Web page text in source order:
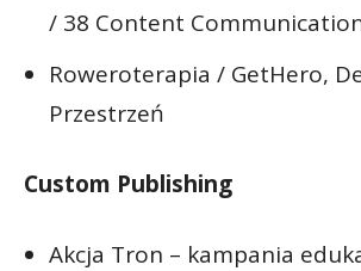
/ 38 Content
Roweroterapia / GetHero,
Przestrzeń
Custom Publishing
Akcja Tron – kampania